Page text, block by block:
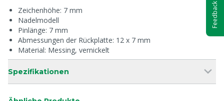
Zeichenhöhe: 7 mm
Nadelmodell
Pinlänge: 7 mm
Abmessungen der Rückplatte: 12 x 7 mm
Material: Messing, vernickelt
Spezifikationen
Feedback